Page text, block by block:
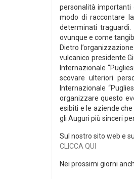
personalità importanti
modo di raccontare
determinati
ovunque e come
Dietro
vulcanico presidente
Internazionale
scovare ulteriori
Internazionale
organizzare questo
esibiti e le aziende
gli Auguri più sinceri
Sul nostro sito web e
CLICCA QUI
Nei prossimi giorni